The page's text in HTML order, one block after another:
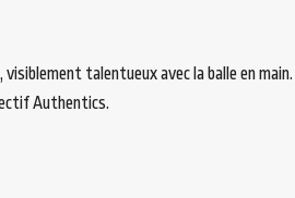
talentueux avec la balle en main. Il
Authentics.